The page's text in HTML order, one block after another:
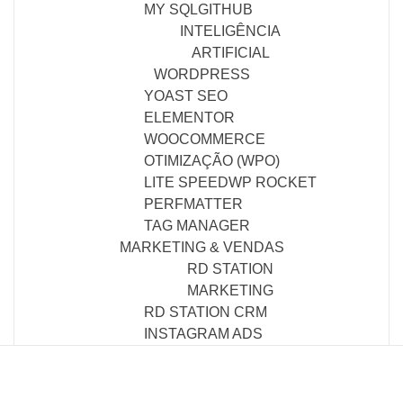
MY SQLGITHUB
INTELIGÊNCIA
ARTIFICIAL
WORDPRESS
YOAST SEO
ELEMENTOR
WOOCOMMERCE
OTIMIZAÇÃO (WPO)
LITE SPEEDWP ROCKET
PERFMATTER
TAG MANAGER
MARKETING & VENDAS
RD STATION
MARKETING
RD STATION CRM
INSTAGRAM ADS